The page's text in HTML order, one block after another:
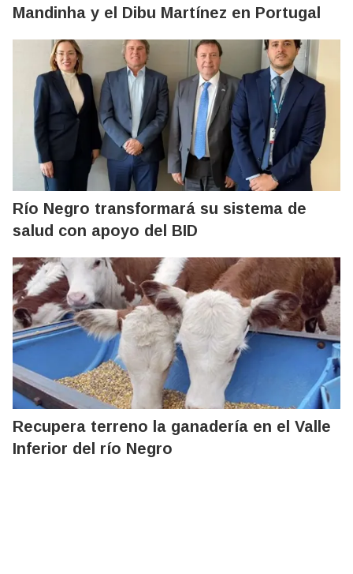
Mandinha y el Dibu Martínez en Portugal
Río Negro transformará su sistema de
salud con apoyo del BID
Recupera terreno la ganadería en el Valle
Inferior del río Negro